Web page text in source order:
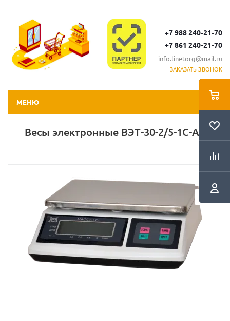
+7 988 240-21-70
+7 861 240-21-70
info.linetorg@mail.ru
ЗАКАЗАТЬ ЗВОНОК
МЕНЮ
Весы электронные ВЭТ-30-2/5-1С-АБ